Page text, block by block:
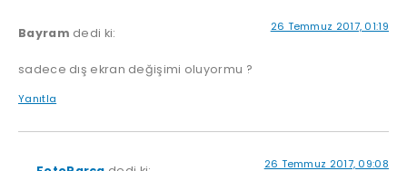
Bayram dedi ki: 26 Temmuz 2017, 01:19
sadece dış ekran değişimi oluyormu ?
Yanıtla
26 Temmuz 2017, 09:08